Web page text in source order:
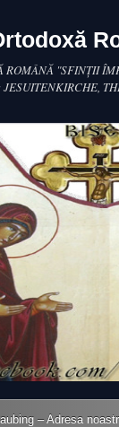
ROMÂNĂ "SFINŢII
– Adresa